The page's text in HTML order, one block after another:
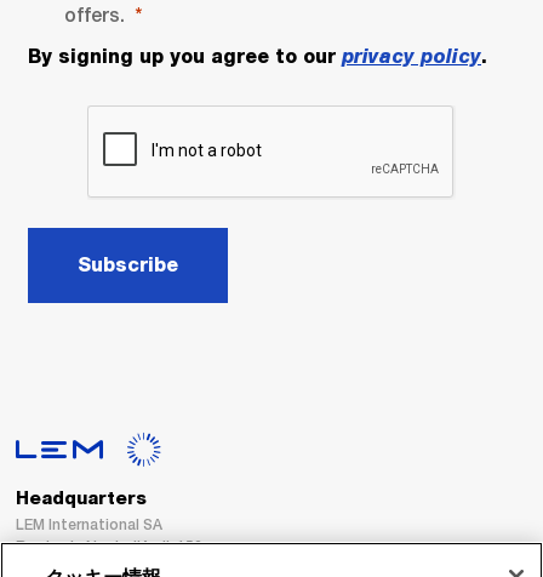
offers.
By signing up you agree to our privacy policy.
Subscribe
Headquarters
LEM International SA
Route du Nant-d’Avril, 152
1217 Meyrin